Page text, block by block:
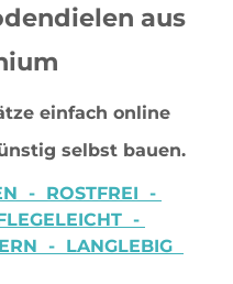
aus
einfach online
selbst bauen.
- ROSTFREI -
-
- LANGLEBIG